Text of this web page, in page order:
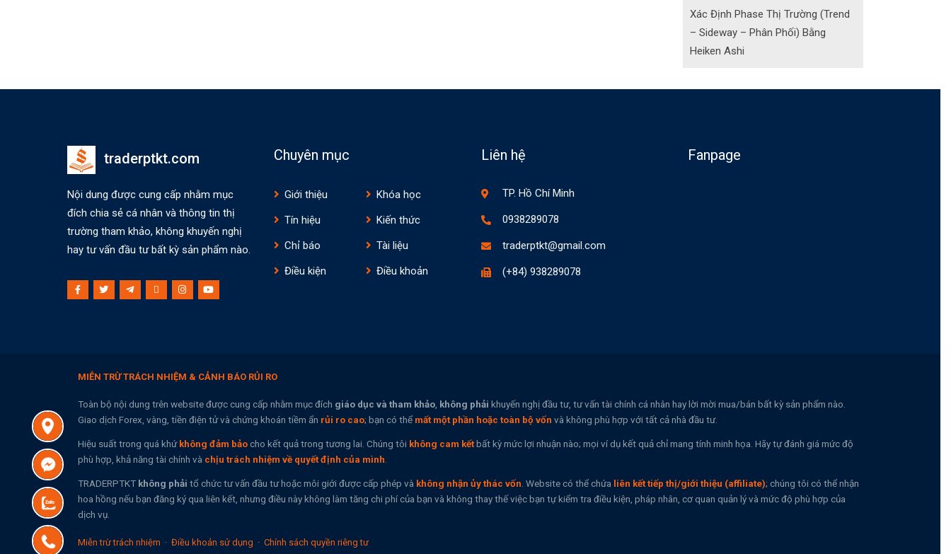
Xác Định Phase Thị Trường (Trend
– Sideway – Phân Phối) Bằng
Heiken Ashi
traderptkt.com
Nội dung được cung cấp nhằm mục
đích chia sẻ cá nhân và thông tin thị
trường tham khảo, không khuyến nghị
hay tư vấn đầu tư bất kỳ sản phẩm nào.
Chuyên mục
Giới thiệu
Khóa học
Tín hiệu
Kiến thức
Chỉ báo
Tài liệu
Điều kiện
Điều khoản
Liên hệ
TP. Hồ Chí Minh
0938289078
traderptkt@gmail.com
(+84) 938289078
Fanpage
MIỄN TRỪ TRÁCH NHIỆM & CẢNH BÁO RỦI RO
Toàn bộ nội dung trên website được cung cấp nhằm mục đích giáo dục và tham khảo, không phải khuyến nghị đầu tư, tư vấn tài chính cá nhân hay lời mời mua/bán bất kỳ sản phẩm nào.
Giao dịch Forex, vàng, tiền điện tử và chứng khoán tiềm ẩn rủi ro cao; bạn có thể mất một phần hoặc toàn bộ vốn và không phù hợp với tất cả nhà đầu tư.
Hiệu suất trong quá khứkhông đảm bảocho kết quả trong tương lai. Chúng tôi không cam kếtbất kỳ mức lợi nhuận nào; mọi ví dụ kết quả chỉ mang tính minh họa. Hãy tự đánh giá mức độ
phù hợp, khả năng tài chính và chịu trách nhiệm về quyết định của mình
TRADERPTKT không phải tổ chức tư vấn đầu tư hoặc môi giới được cấp phép và không nhận ủy thác vốn . Website có thể chứa liên kết tiếp thị/giới thiệu (affiliate); chúng tôi có thể nhận
hoa hồng nếu bạn đăng ký qua liên kết, nhưng điều này không làm tăng chi phí của bạn và không thay thế việc bạn tự kiểm tra điều kiện, pháp nhân, cơ quan quản lý và mức độ phù hợp của
dịch vụ.
Miễn trừ trách nhiệm · Điều khoản sử dụng · Chính sách quyền riêng tư